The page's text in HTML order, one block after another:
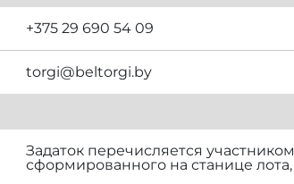
+375 29 690 54 09
torgi@beltorgi.by
Задаток перечисляется
сформированного на станице лота,